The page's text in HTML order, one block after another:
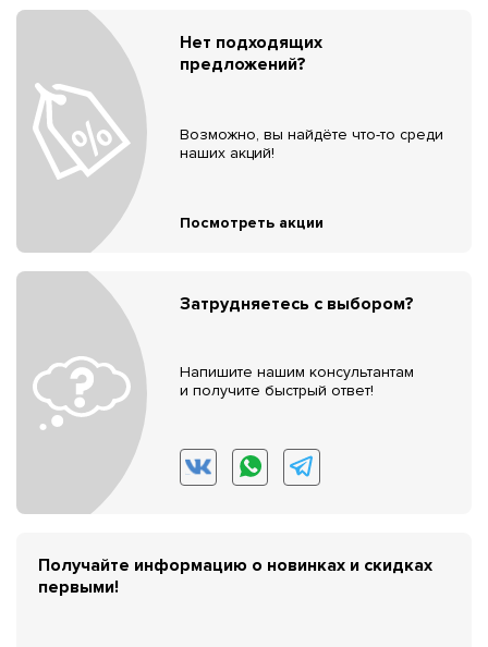
Нет подходящих
предложений?
Возможно, вы найдёте что-то среди
наших акций!
Посмотреть акции
Затрудняетесь с выбором?
Напишите нашим консультантам
и получите быстрый ответ!
Получайте информацию о новинках и скидках
первыми!